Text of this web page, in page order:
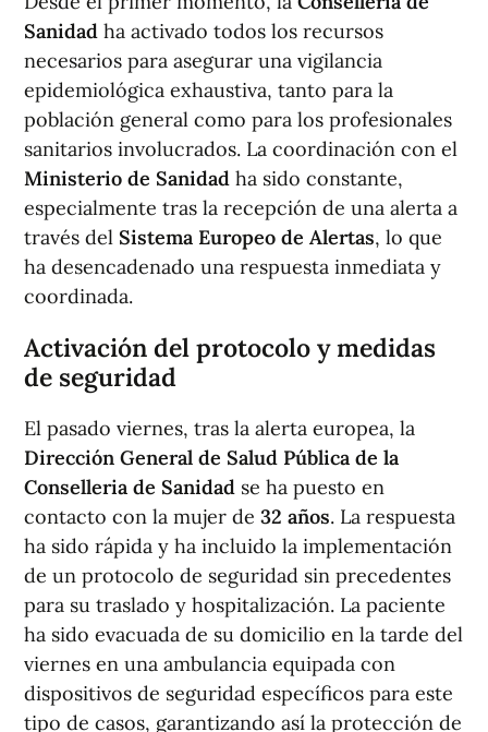
Sanidad ha activado todos los recursos
necesarios para asegurar una vigilancia
epidemiológica exhaustiva, tanto para la
población general como para los profesionales
sanitarios involucrados. La coordinación con el
Ministerio de Sanidad ha sido constante,
especialmente tras la recepción de una alerta a
través del Sistema Europeo de Alertas, lo que
ha desencadenado una respuesta inmediata y
coordinada.
Activación del protocolo y medidas
de seguridad
El pasado viernes, tras la alerta europea, la
Dirección General de Salud Pública de la
Conselleria de Sanidad se ha puesto en
contacto con la mujer de 32 años. La respuesta
ha sido rápida y ha incluido la implementación
de un protocolo de seguridad sin precedentes
para su traslado y hospitalización. La paciente
ha sido evacuada de su domicilio en la tarde del
viernes en una ambulancia equipada con
dispositivos de seguridad específicos para este
tipo de casos, garantizando así la protección de